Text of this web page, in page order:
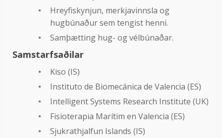
Hreyfiskynjun, merkjavinnsla og
hugbúnaður sem tengist henni.
Samþætting hug- og vélbúnaðar.
Samstarfsaðilar
Kiso (IS)
Instituto de Biomecánica de Valencia (ES)
Intelligent Systems Research Institute (UK)
Fisioterapia Marítim en Valencia (ES)
Sjukrathjalfun Islands (IS)